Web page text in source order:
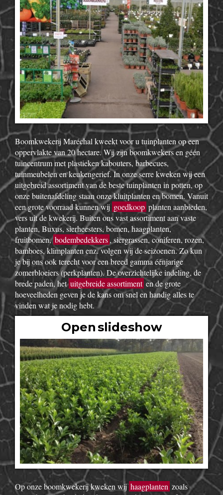
Boomkwekerij Maréchal kweekt voor u tuinplanten op een
oppervlakte van 20 hectare. Wij zijn boomkwekers en géén
tuincentrum met plastieken kabouters, barbecues,
tuinmeubelen en keukengerief. In onze serre kweken wij een
uitgebreid assortiment van de beste tuinplanten in potten, op
onze buitenafdeling staan onze kluitplanten en bomen. Vanuit
een grote voorraad kunnen wij goedkoop planten aanbieden,
vers uit de kwekerij. Buiten ons vast assortiment aan vaste
planten, Buxus, sierheesters, bomen, haagplanten,
fruitbomen,bodembedekkers, siergrassen, coniferen, rozen,
bamboes, klimplanten enz. volgen wij de seizoenen. Zo kun
je bij ons ook terecht voor een breed gamma éénjarige
zomerbloeiers (perkplanten). De overzichtelijke indeling, de
brede paden, hetuitgebreide assortiment en de grote
hoeveelheden geven je de kans om snel en handig alles te
vinden wat je nodig hebt.
Open slideshow
Op onze boomkwekerij kweken wijhaagplanten zoals